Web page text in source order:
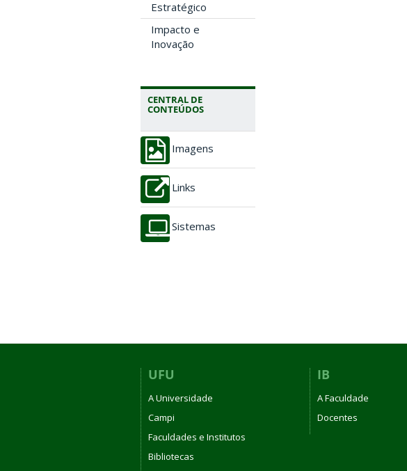
Estratégico
Impacto e
Inovação
CENTRAL DE
CONTEÚDOS
Imagens
Links
Sistemas
UFU
A Universidade
Campi
Faculdades e Institutos
Bibliotecas
IB
A Faculdade
Docentes